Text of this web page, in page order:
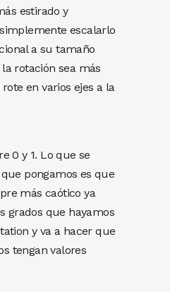
estirado y
escalarlo
a su tamaño
rotación sea más
en varios ejes a la
0 y 1. Lo que se
pongamos es que
más caótico ya
grados que hayamos
y va a hacer que
tengan valores